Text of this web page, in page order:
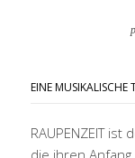
EINE MUSIKALISCHE
RAUPENZEIT
die ihren Anfang